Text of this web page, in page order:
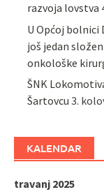
razvoja lovstva
U Općoj bolnici
još jedan
onkološke
ŠNK
Šartovcu 3.
KALENDAR
travanj 2025